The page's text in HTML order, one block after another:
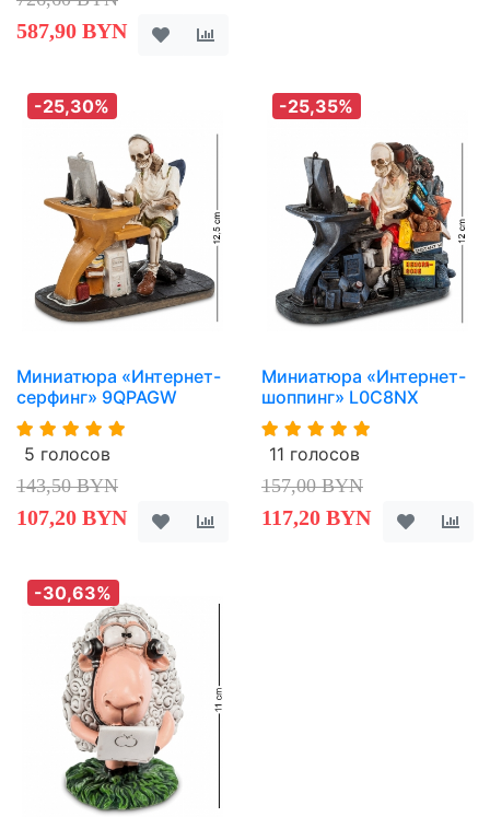
587,90 BYN
-25,30%
Миниатюра «Интернет-
серфинг» 9QPAGW
5 голосов
143,50 BYN
107,20 BYN
-25,35%
Миниатюра «Интернет-
шоппинг» L0C8NX
11 голосов
157,00 BYN
117,20 BYN
-30,63%